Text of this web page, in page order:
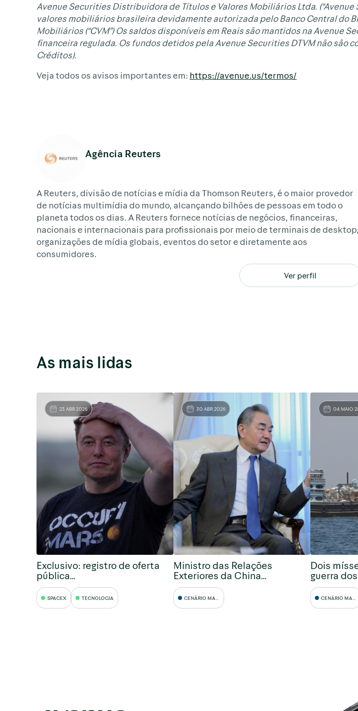
Avenue Securities Distribuidora de Títulos e Valores Mobiliários Ltda.
valores mobiliários brasileira devidamente autorizada pelo Banco Central do
Mobiliários (“CVM”) Os saldos disponíveis em Reais são mantidos na Avenue
financeira regulada. Os fundos detidos pela Avenue Securities DTVM não são
Créditos).
Veja todos os avisos importantes em: https://avenue.us/termos/
Agência Reuters
A Reuters, divisão de notícias e mídia da Thomson Reuters, é o maior provedor
de notícias multimídia do mundo, alcançando bilhões de pessoas em todo o
planeta todos os dias. A Reuters fornece notícias de negócios, financeiras,
nacionais e internacionais para profissionais por meio de terminais de desktop,
organizações de mídia globais, eventos do setor e diretamente aos
consumidores.
Ver perfil
As mais lidas
23 ABR 2026
Exclusivo: registro de oferta
pública…
SPACEX TECNOLOGIA
30 ABR 2026
Ministro das Relações
Exteriores da China…
CENÁRIO MACRO
04 MAIO
Dois
guerra
CENÁRIO MACRO